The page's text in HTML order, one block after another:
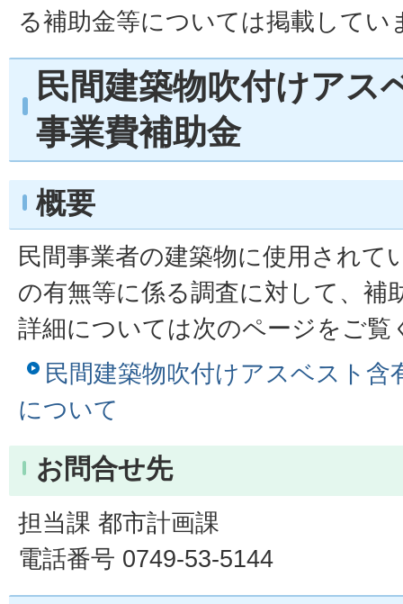
る補助金等については掲載してい
民間建築物吹付けアス
事業費補助金
概要
民間事業者の建築物に使用されて
の有無等に係る調査に対して、補
詳細については次のページをご覧
民間建築物吹付けアスベスト含
について
お問合せ先
担当課 都市計画課
電話番号 0749-53-5144